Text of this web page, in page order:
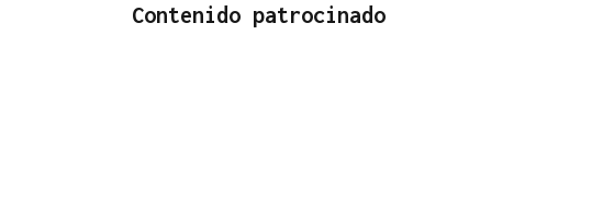
Contenido patrocinado